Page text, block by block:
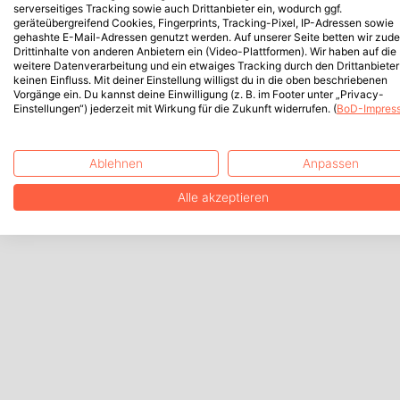
serverseitiges Tracking sowie auch Drittanbieter ein, wodurch ggf.
geräteübergreifend Cookies, Fingerprints, Tracking-Pixel, IP-Adressen sowie
gehashte E-Mail-Adressen genutzt werden. Auf unserer Seite betten wir
Drittinhalte von anderen Anbietern ein (Video-Plattformen). Wir haben auf die
weitere Datenverarbeitung und ein etwaiges Tracking durch den Drittanbieter
keinen Einfluss. Mit deiner Einstellung willigst du in die oben beschriebenen
Vorgänge ein. Du kannst deine Einwilligung (z. B. im Footer unter „Privacy-
Einstellungen“) jederzeit mit Wirkung für die Zukunft widerrufen. (BoD-
Ablehnen Anpassen
Alle akzeptieren